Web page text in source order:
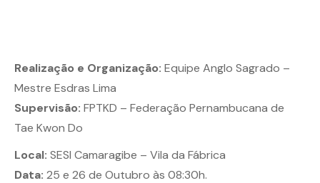
Realização e Organização: Equipe Anglo Sagrado –
Mestre Esdras Lima
Supervisão: FPTKD – Federação Pernambucana de
Tae Kwon Do
Local: SESI Camaragibe – Vila da Fábrica
Data: 25 e 26 de Outubro às 08:30h.